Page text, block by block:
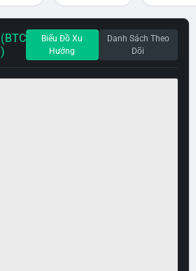
(BTC
)
Biểu Đồ Xu
Hướng
Danh Sách Theo
Dõi